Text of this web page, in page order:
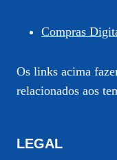
Compras
Os links acima
relacionados aos
LEGAL